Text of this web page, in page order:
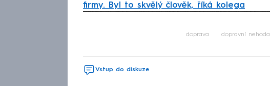
firmy. Byl to skvělý člověk, říká kolega
doprava dopravní nehoda
Vstup do diskuze